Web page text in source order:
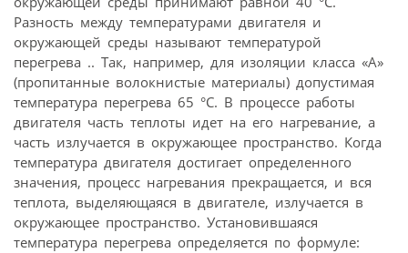
Разность между температурами двигателя и
окружающей среды называют температурой
перегрева .. Так, например, для изоляции класса «А»
(пропитанные волокнистые материалы) допустимая
температура перегрева 65 °С. В процессе работы
двигателя часть теплоты идет на его нагревание, а
часть излучается в окружающее пространство. Когда
температура двигателя достигает определенного
значения, процесс нагревания прекращается, и вся
теплота, выделяющаяся в двигателе, излучается в
окружающее пространство. Установившаяся
температура перегрева определяется по формуле: